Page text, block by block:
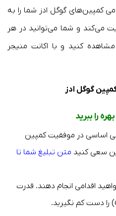
کمپین‌های گوگل ادز شما را به
می‌کند و شما می‌توانید در هر
کنید و با اکانت منیجر
گوگل ادز
اساسی در موفقیت کمپین
سعی کنید متن تبلیغ شما تا
اقدامی انجام دهند. قدرت